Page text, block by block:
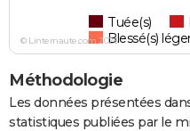
Tuée(s)
Blessé(s)
© Linternaute.com 2026
Méthodologie
Les données présentées
statistiques publiées par le